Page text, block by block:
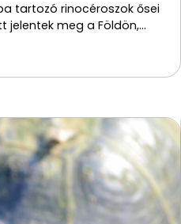
tartozó rinocéroszok ősei
jelentek meg a Földön,…